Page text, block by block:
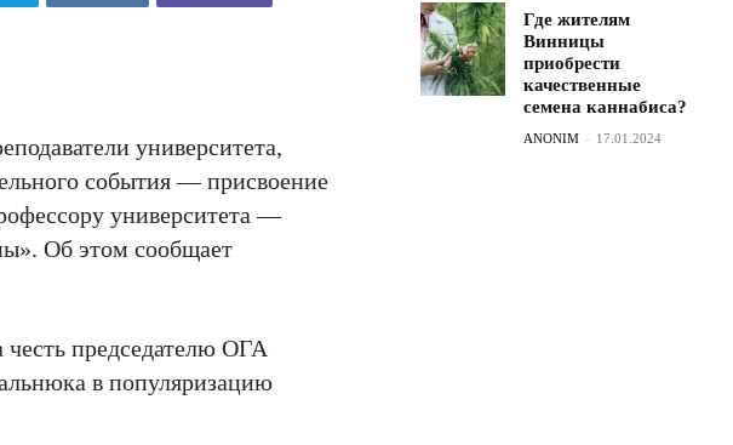
университета,
события — присвоение
университета —
Об этом сообщает
председателю ОГА
в популяризацию
Где жителям
Винницы
приобрести
качественные
семена каннабиса?
ANONIM - 17.01.2024